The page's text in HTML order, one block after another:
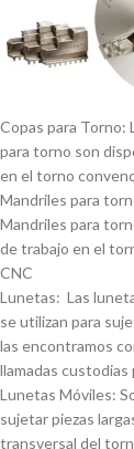
Copas para Torno:
para torno son
en el torno
Mandriles para
Mandriles para
de trabajo en el
CNC
Lunetas: Las
se utilizan para
las encontramos
llamadas
Lunetas Móviles:
sujetar piezas
transversal del